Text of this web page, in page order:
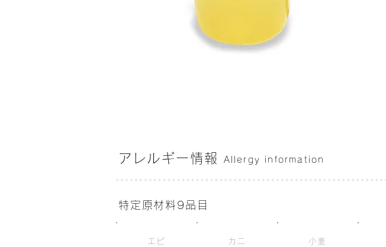
アレルギー情報 Allergy information
特定原材料9品目
エビ カニ 小麦